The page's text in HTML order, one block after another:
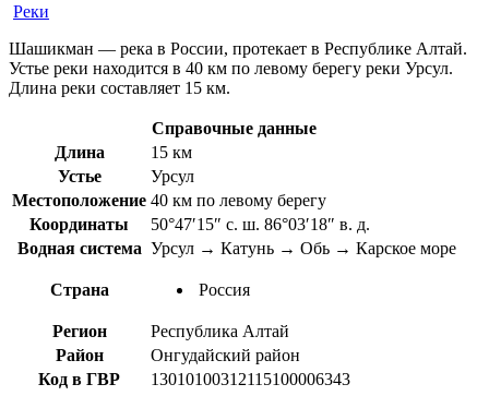
Реки
Шашикман — река в России, протекает в Республике Алтай.
Устье реки находится в 40 км по левому берегу реки Урсул.
Длина реки составляет 15 км.
Справочные данные
Длина
15 км
Устье
Урсул
Местоположение 40 км по левому берегу
Координаты
50°47′15″ с. ш. 86°03′18″ в. д.
Водная система Урсул → Катунь → Обь → Карское море
Страна Россия
Регион
Республика Алтай
Район
Онгудайский район
Код в ГВР
13010100312115100006343